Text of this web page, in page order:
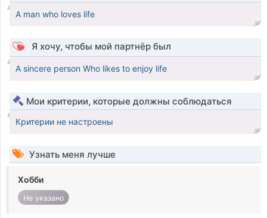
A man who loves life
Я хочу, чтобы мой партнёр был
A sincere person Who likes to enjoy life
Мои критерии, которые должны соблюдаться
Критерии не настроены
Узнать меня лучше
Хобби
Не указано